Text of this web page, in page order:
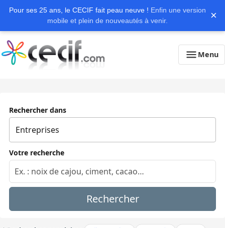
Pour ses 25 ans, le CECIF fait peau neuve ! Enfin une version
mobile et plein de nouveautés à venir.
×
Menu
Rechercher dans
Votre recherche
Rechercher